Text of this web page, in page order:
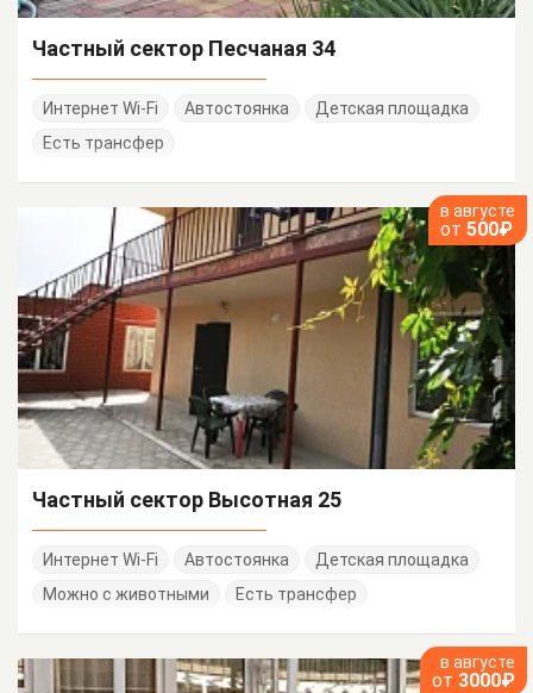
Частный сектор Песчаная 34
Интернет Wi-Fi Автостоянка
Детская площадка
Есть трансфер
в августе
от 500₽
Частный сектор Высотная 25
Интернет Wi-Fi Автостоянка
Детская площадка
Можно с животными
Есть трансфер
в августе
от 3000₽